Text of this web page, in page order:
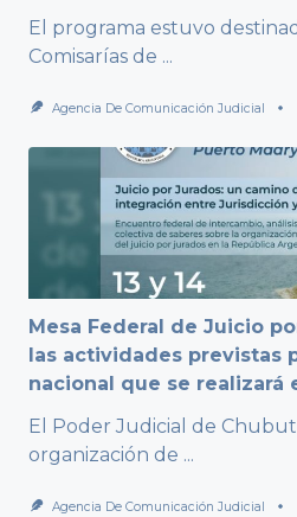
El programa estuvo
Comisarías de ...
Agencia De Comunicación Judicial
Mesa Federal de Juicio
las actividades previstas
nacional que se realizará
El Poder Judicial de
organización de ...
Agencia De Comunicación Judicial